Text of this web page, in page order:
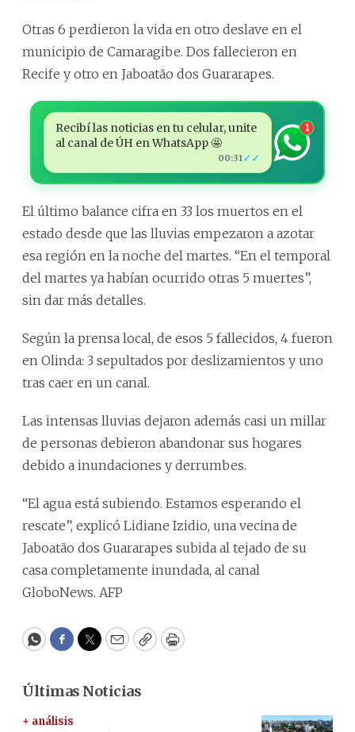
Otras 6 perdieron la vida en otro deslave en el
municipio de Camaragibe. Dos fallecieron en
Recife y otro en Jaboatão dos Guararapes.
Recibí las noticias en tu celular, unite
al canal de ÚH en WhatsApp 🤩
00:31✓✓
1
El último balance cifra en 33 los muertos en el
estado desde que las lluvias empezaron a azotar
esa región en la noche del martes. “En el temporal
del martes ya habían ocurrido otras 5 muertes”,
sin dar más detalles.
Según la prensa local, de esos 5 fallecidos, 4 fueron
en Olinda: 3 sepultados por deslizamientos y uno
tras caer en un canal.
Las intensas lluvias dejaron además casi un millar
de personas debieron abandonar sus hogares
debido a inundaciones y derrumbes.
“El agua está subiendo. Estamos esperando el
rescate”, explicó Lidiane Izidio, una vecina de
Jaboatão dos Guararapes subida al tejado de su
casa completamente inundada, al canal
GloboNews. AFP
WhatsApp
Facebook
Twitter
EmailCopyPrint
Últimas Noticias
+ análisis